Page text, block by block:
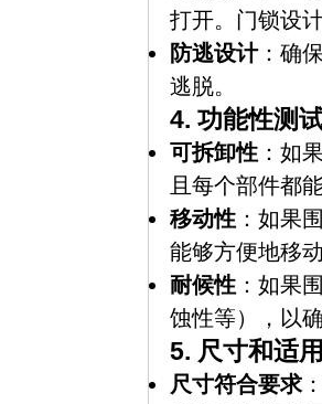
打开。门锁设
防逃设计：确
逃脱。
4. 功能性测
可拆卸性 ：如
且每个部件都
移动性 ：如果
能够方便地移
耐候性 ：如果
蚀性等），以
5. 尺寸和适
尺寸符合要求